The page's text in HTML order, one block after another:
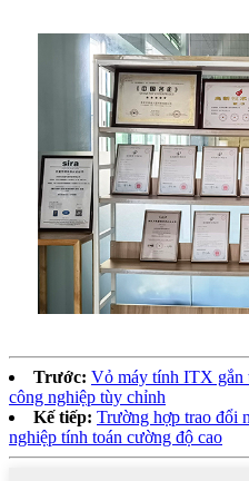
Trước: Vỏ máy tính ITX gắn
công nghiệp tùy chỉnh
Kế tiếp: Trường hợp trao đổi
nghiệp tính toán cường độ cao